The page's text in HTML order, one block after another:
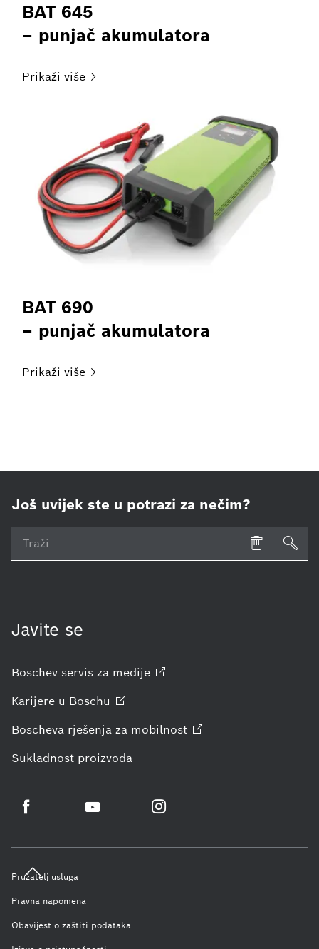
BAT 645
– punjač akumulatora
Prikaži više
BAT 690
– punjač akumulatora
Prikaži više
Još uvijek ste u potrazi za nečim?
Javite se
Boschev servis za medije
Karijere u Boschu
Boscheva rješenja za mobilnost
Sukladnost proizvoda
Pružatelj usluga
Pravna napomena
Obavijest o zaštiti podataka